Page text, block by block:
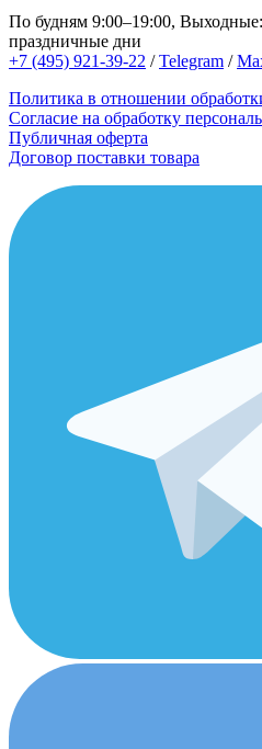
По будням 9:00–19:00, Выходные:
праздничные дни
+7 (495) 921-39-22 /Telegram /
Политика в отношении
Согласие на обработку
Публичная оферта
Договор поставки товара